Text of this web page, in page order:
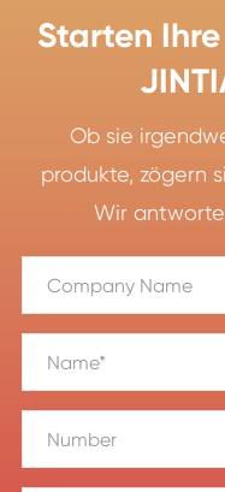
Starten
Ob sie
produkte, zögern
Wir